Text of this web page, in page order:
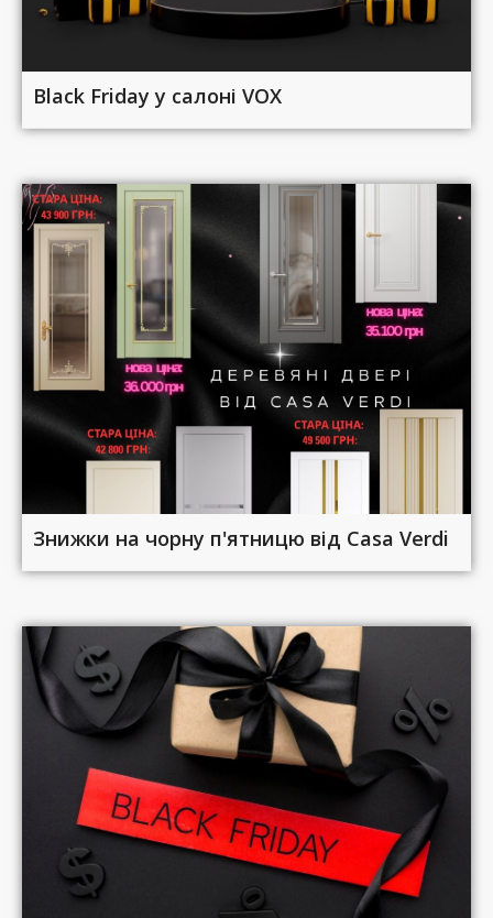
Black Friday у салоні VOX
Знижки на чорну п'ятницю від Casa Verdi